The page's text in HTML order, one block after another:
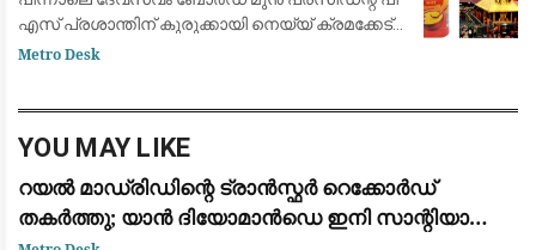
എസ് പ്രശാന്തിന് കുരുക്കായി നെയ്യ് ക്രമക്കേട്
കേസും. വിജിലന്‍സിന്റെ എഫ്‌ഐആറില്‍ പി എസ്
Metro Desk
YOU MAY LIKE
റയൽ മാഡ്രിഡിന്റെ ട്രാൻസ്ഫർ റെക്കോർഡ്
തകർത്തു; യാൻ ദിയോമാൻഡെ ഇനി സാന്റിയാഗോ